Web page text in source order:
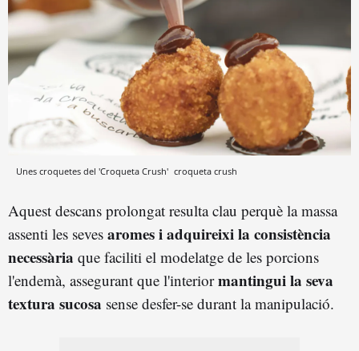
Unes croquetes del 'Croqueta Crush' croqueta crush
Aquest descans prolongat resulta clau perquè la massa
assenti les seves aromes i adquireixi la consistència
necessària que faciliti el modelatge de les porcions
l'endemà, assegurant que l'interiormantingui la seva
textura sucosa sense desfer-se durant la manipulació.